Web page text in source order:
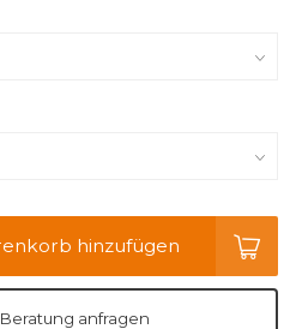
hinzufügen
anfragen